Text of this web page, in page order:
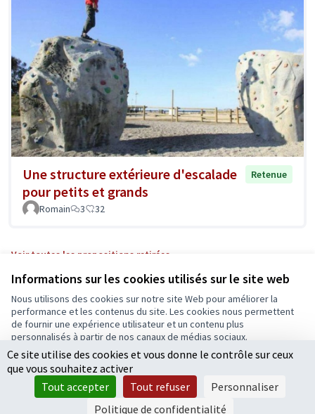
Informations sur les cookies utilisés sur le site web
Nous utilisons des cookies sur notre site Web pour améliorer la
performance et les contenus du site. Les cookies nous permettent
de fournir une expérience utilisateur et un contenu plus
personnalisés à partir de nos canaux de médias sociaux.
Tout accepter
Accepter seulement les cookies essentiels
Paramètres
Une structure extérieure d'escalade
pour petits et grands
Retenue
Romain 3 32
Voir toutes les propositions retirées
Conditions d'utilisation
Paramètres des cookies
Ecrivons Angers sur X
(Lien externe)
Ecrivons Angers sur Facebook
(Lien externe)
logiciel libre Decidim .
Licence
(Lien
Ce site utilise des cookies et vous donne le contrôle sur ceux
que vous souhaitez activer
Tout accepter
Tout refuser
Personnaliser
Politique de confidentialité